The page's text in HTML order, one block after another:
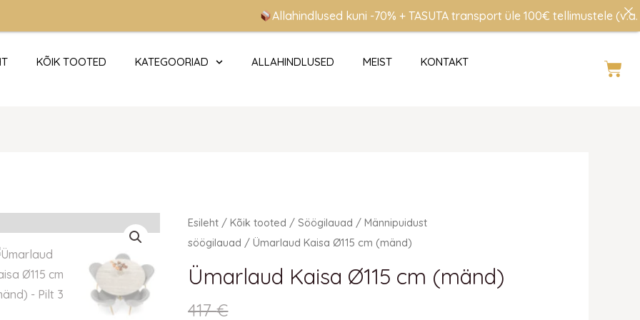
KÕIK TOOTED KATEGOORIAD ALLAHINDLUSED MEIST KONTAKT Cart
Esileht /Kõik tooted / Söögilauad /Männipuidust
söögilauad / Ümarlaud Kaisa Ø115 cm (mänd)
Ümarlaud Kaisa Ø115 cm (mänd)
417€
Ümarlaud
Kaisa
Ø115
cm
(mänd)
Allahindlused kuni -70% + TASUTA transport üle 100€ tellimustele (v.a.